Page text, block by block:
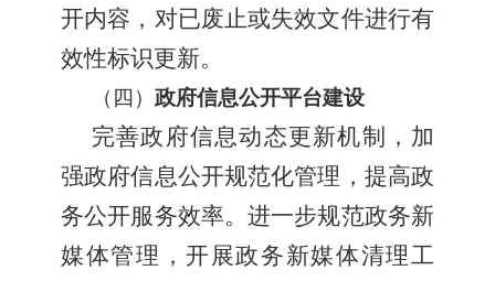
开内容，对已废止或失效文件进行有
效性标识更新。
（四） 政府信息公开平台建设
完善政府信息动态更新机制，加
强政府信息公开规范化管理，提高政
务公开服务效率。进一步规范政务新
媒体管理，开展政务新媒体清理工